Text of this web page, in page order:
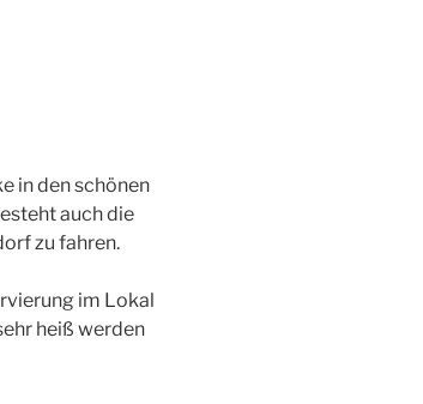
in den schönen
auch die
zu fahren.
im Lokal
heiß werden